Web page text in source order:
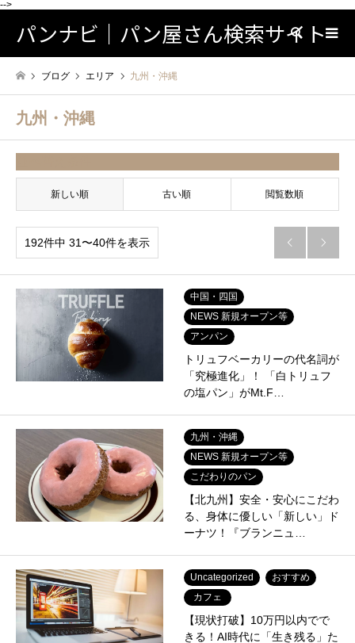
-->
パンナビ｜パン屋さん検索サイト検索
ブログ エリア 九州・沖縄
九州・沖縄
新しい順 古い順 閲覧数順
192件中 31〜40件を表示  
中国・四国
NEWS 新規オープン等
アンパン
トリュフベーカリーの代名詞が
「究極進化」！ 「白トリュフ
の塩パン」がMt.F…
九州・沖縄
NEWS 新規オープン等
こだわりのパン
【北九州】安全・安心にこだわ
る、身体に優しい「新しい」ド
ーナツ！『ブランニュ…
Uncategorized
おすすめ
カフェ
【現状打破】10万円以内でで
きる！AI時代に「生き残る」た